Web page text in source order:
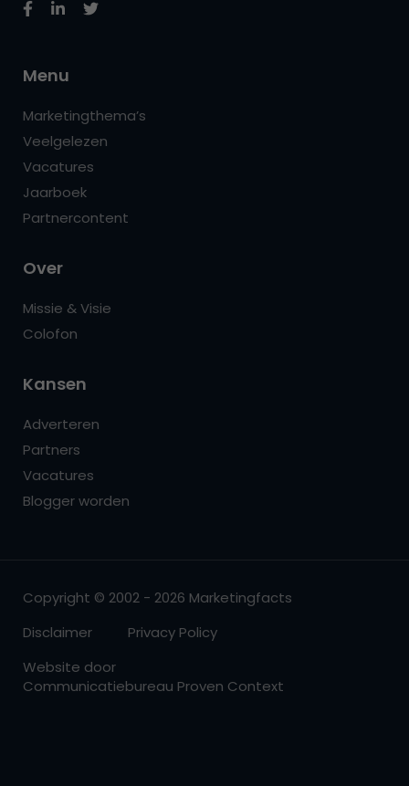
Menu
Marketingthema’s
Veelgelezen
Vacatures
Jaarboek
Partnercontent
Over
Missie & Visie
Colofon
Kansen
Adverteren
Partners
Vacatures
Blogger worden
Copyright © 2002 - 2026 Marketingfacts
Disclaimer
Privacy Policy
Website door
Communicatiebureau Proven Context